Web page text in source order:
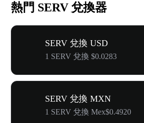
熱門 SERV 兌換器
SERV 兌換 USD
1 SERV 兌換 $0.0283
SERV 兌換 MXN
1 SERV 兌換 Mex$0.4920